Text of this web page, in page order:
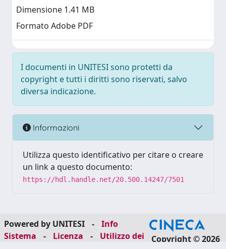
Dimensione 1.41 MB
Formato Adobe PDF
I documenti in UNITESI sono protetti da
copyright e tutti i diritti sono riservati, salvo
diversa indicazione.
Informazioni
Utilizza questo identificativo per citare o creare
un link a questo documento:
https://hdl.handle.net/20.500.14247/7501
Powered by UNITESI -
Info
Sistema
- Licenza -
Utilizzo dei
Copyright © 2026